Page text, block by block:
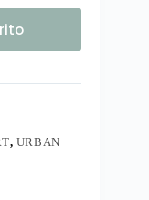
, URBAN